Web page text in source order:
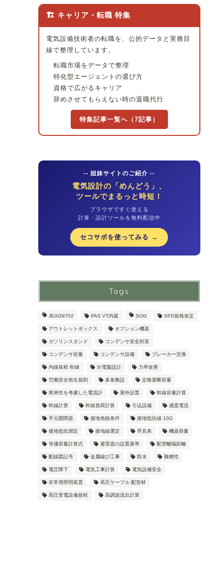
🏗 キャリア・転職 特集
電気設備技術者の転職を、公的データと実務目
線で整理しています。
転職市場をデータで整理
特化型エージェントの選び方
資格で広がるキャリア
辞めさせてもらえない時の退職代行
特集記事一覧へ（7記事）
-- 姐妹サイトのご紹介 --
電気設計の「めんどう」、
ツールでまるっと時短！
ブラウザですぐ使える
計算・設計ツールを無料配信中
セコサポを使ってみる →
Tags
JEAG9702 PAS VT内蔵 SOG SPD規格改定
アウトレットボックス オプション機器
ガソリンスタンド コンデンサ安全対策
コンデンサ容量 コンデンサ設備 ブレーカー交換
内線規程 幹線 分電盤設計 力率改善
労働安全衛生規則 多条敷設 定格遮断容量
将来性を考慮した電流計 屋外設置 幹線容量計算
幹線計算 幹線負荷計算 引込設備 感度電流
手元開閉器 接地免除条件 接地抵抗値 10Ω
接地抵抗測定 接地線選定 早見表 機器容量
等価容量計算式 避雷器の設置基準 配管離隔距離
配線図記号 金属線ぴ工事 防水 難燃性
電圧降下 電気工事計算 電気設備安全
非常用照明装置 高圧ケーブル 配管材
高圧受電設備規程 高調波流出計算